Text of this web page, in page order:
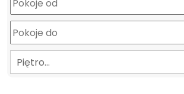
Piętro…